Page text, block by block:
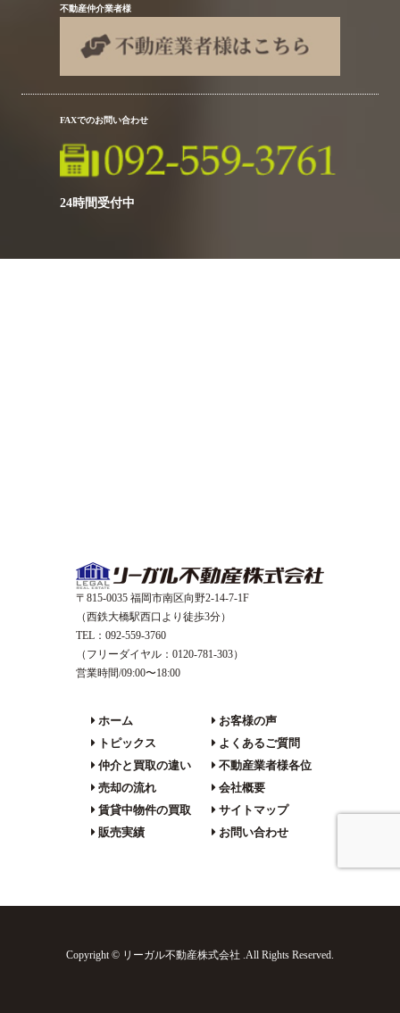
不動産仲介業者様
FAXでのお問い合わせ
24時間受付中
〒815-0035 福岡市南区向野2-14-7-1F
（西鉄大橋駅西口より徒歩3分）
TEL：092-559-3760
（フリーダイヤル：0120-781-303）
営業時間/09:00〜18:00
ホーム
トピックス
仲介と買取の違い
売却の流れ
賃貸中物件の買取
販売実績
お客様の声
よくあるご質問
不動産業者様各位
会社概要
サイトマップ
お問い合わせ
Copyright © リーガル不動産株式会社 .All Rights Reserved.